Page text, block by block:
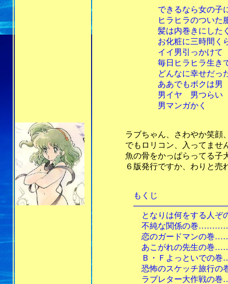
できるなら女の子に生
ヒラヒラのついた服
髪は内巻きにしたぐら
お化粧に三時間くらい
イイ男引っかけて
毎日ヒラヒラ生きてい
どんなに幸せだった
ああでもボクは男
男イヤ 男つらい 男
男マンガかく
ラブちゃん、さわやか笑顔、
でもロリコン、入ってません
魚の骨をかっぱらってる子犬
６版発行ですか、わりと売れ
もくじ
となりは何をする人
不純な関係の巻
恋のガードマンの巻
あこがれの先生の巻
Ｂ・Ｆよっといでの
恐怖のスケッチ旅行の
ラブレター大作戦の巻